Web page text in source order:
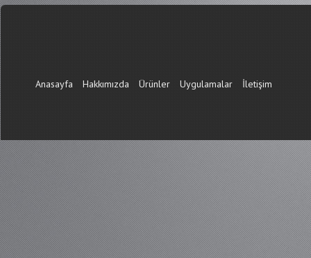
Anasayfa Hakkımızda Ürünler Uygulamalar İletişim